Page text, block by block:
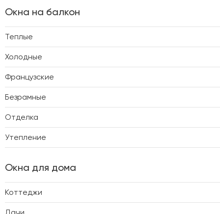
Окна на балкон
Теплые
Холодные
Французские
Безрамные
Отделка
Утепление
Окна для дома
Коттеджи